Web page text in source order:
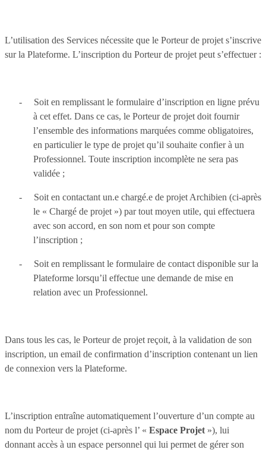
L’utilisation des Services nécessite que le Porteur de projet s’inscrive
sur la Plateforme. L’inscription du Porteur de projet peut s’effectuer :
-
Soit en remplissant le formulaire d’inscription en ligne prévu
à cet effet. Dans ce cas, le Porteur de projet doit fournir
l’ensemble des informations marquées comme obligatoires,
en particulier le type de projet qu’il souhaite confier à un
Professionnel. Toute inscription incomplète ne sera pas
validée ;
-
Soit en contactant un.e chargé.e de projet Archibien (ci-après
le « Chargé de projet ») par tout moyen utile, qui effectuera
avec son accord, en son nom et pour son compte
l’inscription ;
-
Soit en remplissant le formulaire de contact disponible sur la
Plateforme lorsqu’il effectue une demande de mise en
relation avec un Professionnel.
Dans tous les cas, le Porteur de projet reçoit, à la validation de son
inscription, un email de confirmation d’inscription contenant un lien
de connexion vers la Plateforme.
L’inscription entraîne automatiquement l’ouverture d’un compte au
nom du Porteur de projet (ci-après l’ « Espace Projet »), lui
donnant accès à un espace personnel qui lui permet de gérer son